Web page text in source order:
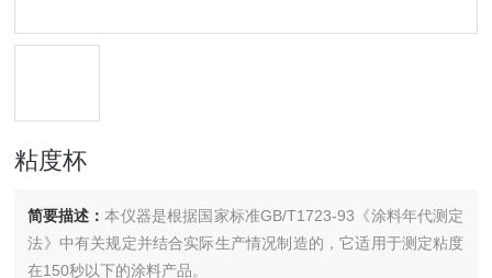
粘度杯
简要描述：本仪器是根据国家标准GB/T1723-93《涂料年代测定
法》中有关规定并结合实际生产情况制造的，它适用于测定粘度
在150秒以下的涂料产品。